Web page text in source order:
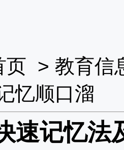
页 > 教育信
忆顺口溜
速记忆法